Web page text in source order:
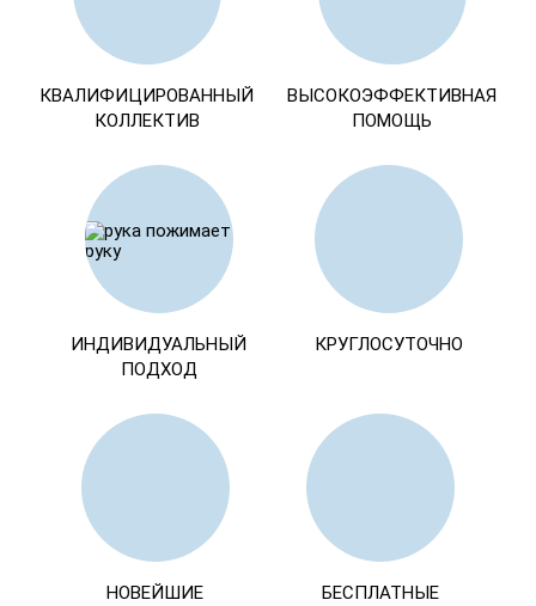
КВАЛИФИЦИРОВАННЫЙ
КОЛЛЕКТИВ
ВЫСОКОЭФФЕКТИВНАЯ
ПОМОЩЬ
ИНДИВИДУАЛЬНЫЙ
ПОДХОД
КРУГЛОСУТОЧНО
НОВЕЙШИЕ
БЕСПЛАТНЫЕ